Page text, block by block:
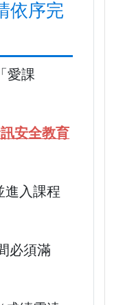
依序完
愛課
安全教育
進入課程
必須滿